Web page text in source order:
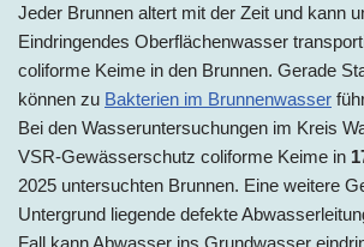
Jeder Brunnen altert mit der Zeit und kann
Eindringendes Oberflächenwasser
coliforme Keime in den Brunnen. Gerade
können zu Bakterien im Brunnenwasser
Bei den Wasseruntersuchungen im Kreis
VSR-Gewässerschutz coliforme Keime in
2025 untersuchten Brunnen. Eine weitere
Untergrund liegende defekte
Fall kann Abwasser ins Grundwasser